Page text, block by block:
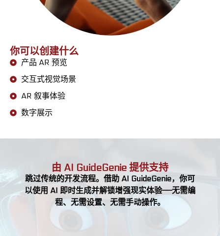
你可以创建什么
产品 AR 预览
交互式视觉场景
AR 叙事体验
数字展示
由 AI GuideGenie 提供支持
跳过传统的开发流程。借助 AI GuideGenie，你可
以使用 AI 即时生成并解锁增强现实体验——无需编
程、无需设置、无需手动操作。